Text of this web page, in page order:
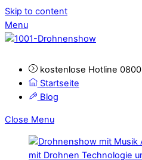
Skip to content
Menu
kostenlose Hotline
Startseite
Blog
Close Menu